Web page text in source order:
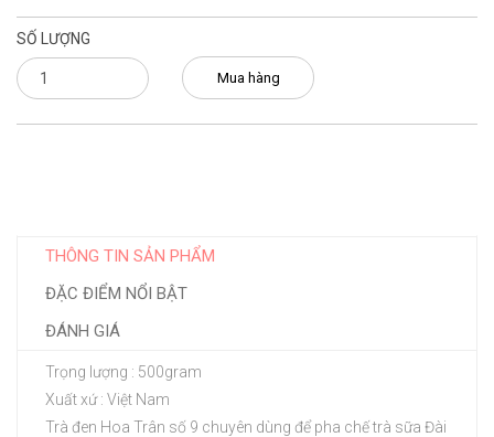
SỐ LƯỢNG
Mua hàng
THÔNG TIN SẢN PHẨM
ĐẶC ĐIỂM NỔI BẬT
ĐÁNH GIÁ
Trọng lượng : 500gram
Xuất xứ : Việt Nam
Trà đen Hoa Trân số 9 chuyên dùng để pha chế trà sữa Đài